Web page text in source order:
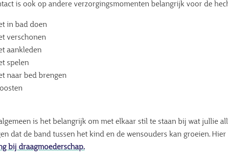
is ook op andere verzorgingsmomenten belangrijk voor de
in bad doen
verschonen
aankleden
spelen
naar bed brengen
is het belangrijk om met elkaar stil te staan bij wat jullie
dat de band tussen het kind en de wensouders kan groeien.
bij draagmoederschap.